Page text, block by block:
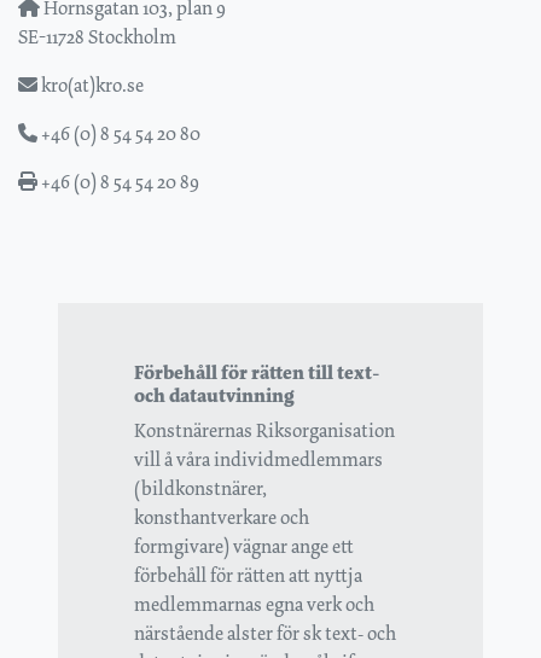
Hornsgatan 103, plan 9
SE-11728 Stockholm
kro(at)kro.se
+46 (0) 8 54 54 20 80
+46 (0) 8 54 54 20 89
Förbehåll för rätten till text-
och datautvinning
Konstnärernas Riksorganisation
vill å våra individmedlemmars
(bildkonstnärer,
konsthantverkare och
formgivare) vägnar ange ett
förbehåll för rätten att nyttja
medlemmarnas egna verk och
närstående alster för sk text- och